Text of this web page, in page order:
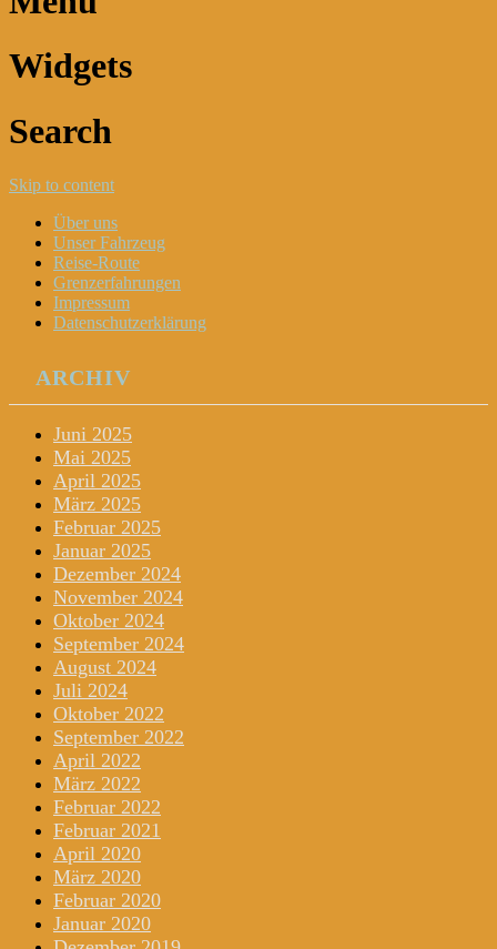
Widgets
Search
Skip to content
Über uns
Unser Fahrzeug
Reise-Route
Grenzerfahrungen
Impressum
Datenschutzerklärung
ARCHIV
Juni 2025
Mai 2025
April 2025
März 2025
Februar 2025
Januar 2025
Dezember 2024
November 2024
Oktober 2024
September 2024
August 2024
Juli 2024
Oktober 2022
September 2022
April 2022
März 2022
Februar 2022
Februar 2021
April 2020
März 2020
Februar 2020
Januar 2020